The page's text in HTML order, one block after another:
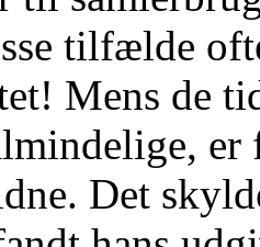
tilfælde
Mens de
er
Det